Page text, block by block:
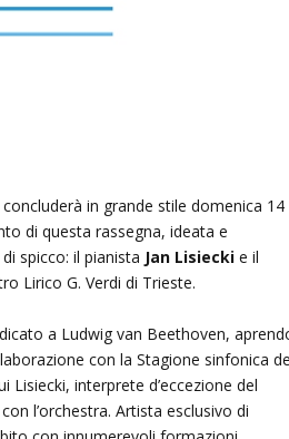
concluderà in grande stile domenica 14
di questa rassegna, ideata e
spicco: il pianista Jan Lisiecki e il
Lirico G. Verdi di Trieste.
a Ludwig van Beethoven,
con la Stagione sinfonica
Lisiecki, interprete d’eccezione del
l’orchestra. Artista esclusivo di